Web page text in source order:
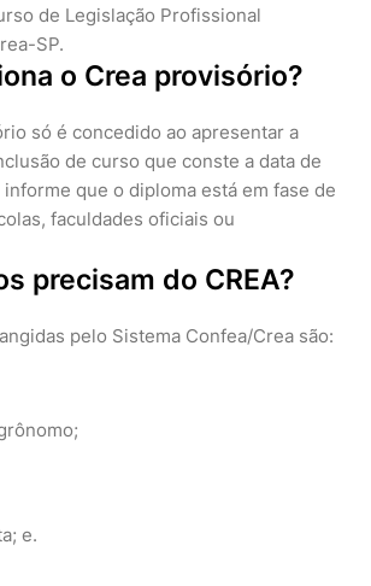
de Legislação Profissional
SP.
o Crea provisório?
só é concedido ao apresentar a
de curso que conste a data de
que o diploma está em fase de
faculdades oficiais ou
precisam do CREA?
pelo Sistema Confea/Crea são:
e.